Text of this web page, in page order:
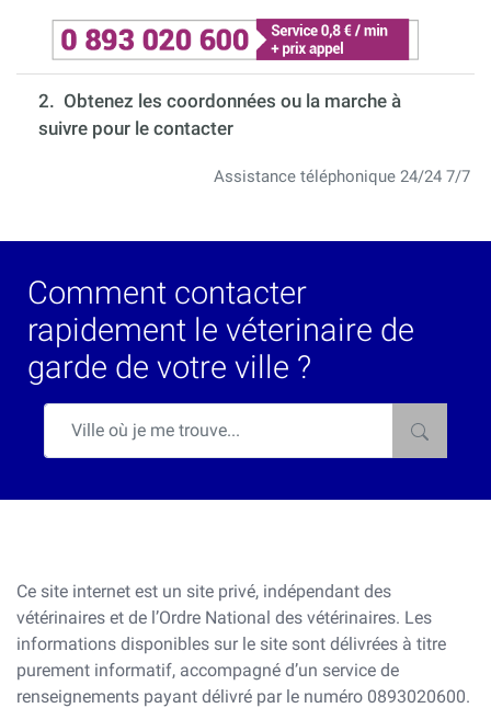
2. Obtenez les coordonnées ou la marche à
suivre pour le contacter
Assistance téléphonique 24/24 7/7
Comment contacter
rapidement le véterinaire de
garde de votre ville ?
Ce site internet est un site privé, indépendant des
vétérinaires et de l’Ordre National des vétérinaires. Les
informations disponibles sur le site sont délivrées à titre
purement informatif, accompagné d’un service de
renseignements payant délivré par le numéro 0893020600.